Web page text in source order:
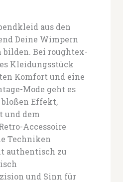
aus den
Deine Wimpern
bilden. Bei roughtex-
Kleidungsstück
Komfort und eine
Mode geht es
Effekt,
und dem
Accessoire
Techniken
authentisch zu
und Sinn für